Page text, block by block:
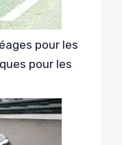
pour les
pour les